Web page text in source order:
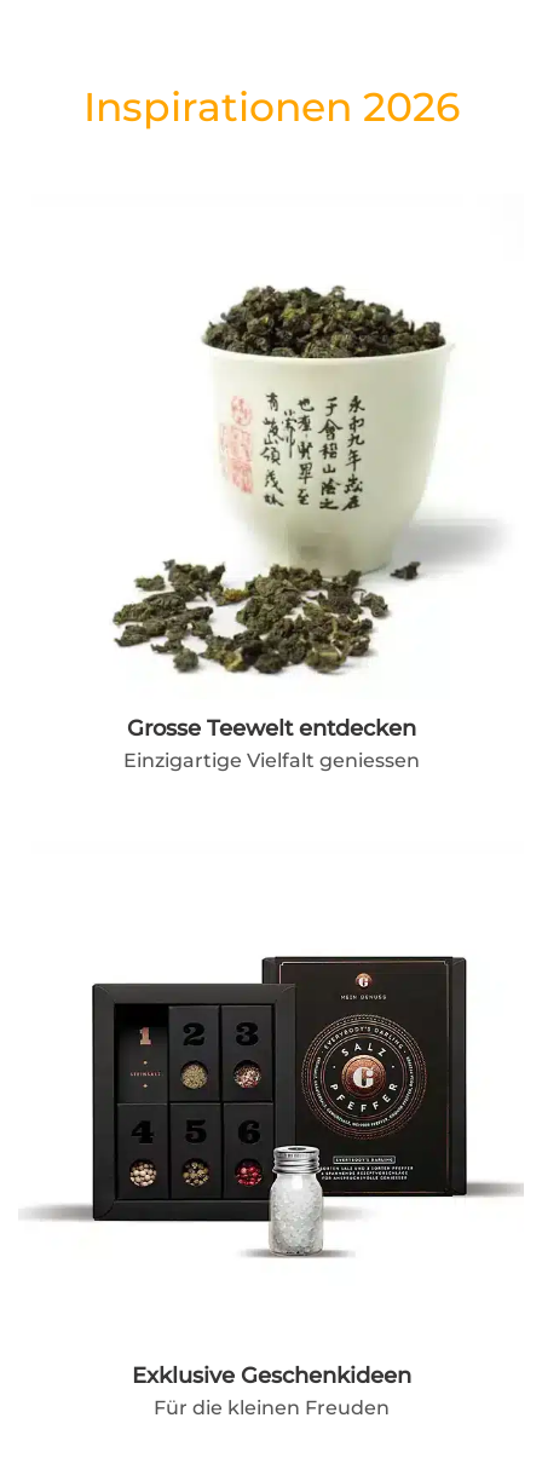
Inspirationen 2026
Grosse Teewelt entdecken
Einzigartige Vielfalt geniessen
Exklusive Geschenkideen
Für die kleinen Freuden